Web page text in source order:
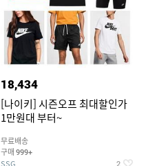
18,434
[나이키] 시즌오프 최대할인가
1만원대 부터~
무료배송
구매 999+
SSG